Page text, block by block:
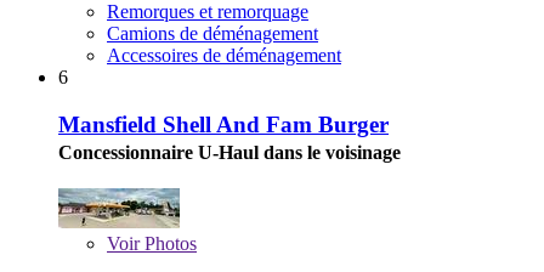
Remorques et remorquage
Camions de déménagement
Accessoires de déménagement
6
Mansfield Shell And Fam Burger
Concessionnaire U-Haul dans le voisinage
VoirPhotos